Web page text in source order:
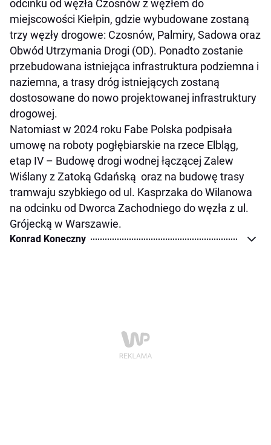
odcinku od węzła Czosnów z węzłem do
miejscowości Kiełpin, gdzie wybudowane zostaną
trzy węzły drogowe: Czosnów, Palmiry, Sadowa oraz
Obwód Utrzymania Drogi (OD). Ponadto zostanie
przebudowana istniejąca infrastruktura podziemna i
naziemna, a trasy dróg istniejących zostaną
dostosowane do nowo projektowanej infrastruktury
drogowej.
Natomiast w 2024 roku Fabe Polska podpisała
umowę na roboty pogłębiarskie na rzece Elbląg,
etap IV – Budowę drogi wodnej łączącej Zalew
Wiślany z Zatoką Gdańską oraz na budowę trasy
tramwaju szybkiego od ul. Kasprzaka do Wilanowa
na odcinku od Dworca Zachodniego do węzła z ul.
Grójecką w Warszawie.
Konrad Koneczny